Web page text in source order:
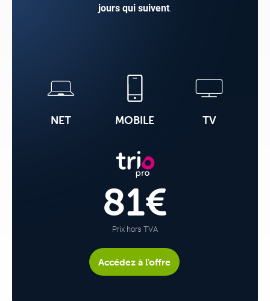
Je reçois des clients
jours qui suivent.
NET MOBILE TV
81€
Prix hors TVA
Accédez à l'offre